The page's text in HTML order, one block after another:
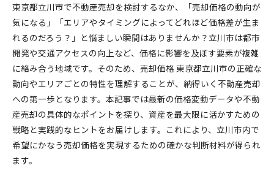
東京都立川市で不動産売却を検討するなか、「売却価格の動向が
気になる」「エリアやタイミングによってどれほど価格差が生ま
れるのだろう？」と悩ましい瞬間はありませんか？立川市は都市
開発や交通アクセスの向上など、価格に影響を及ぼす要素が複雑
に絡み合う地域です。そのため、売却価格 東京都立川市の正確な
動向やエリアごとの特性を理解することが、納得いく不動産売却
への第一歩となります。本記事では最新の価格変動データや不動
産売却の具体的なポイントを探り、資産を最大限に活かすための
戦略と実践的なヒントをお届けします。これにより、立川市内で
希望にかなう売却価格を実現するための確かな判断材料が得られ
ます。